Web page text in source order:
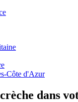
Côte d'Azur
dans